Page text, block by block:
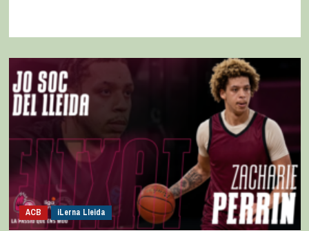
ACB iLerna Lleida